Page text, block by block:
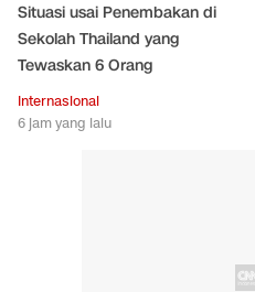
Situasi usai Penembakan di
Sekolah Thailand yang
Tewaskan 6 Orang
Internasional
6 jam yang lalu